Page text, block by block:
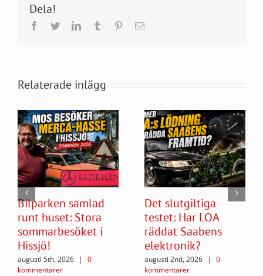
Dela!
Facebook
TwitterLinkedInTumblr Pinterest
E-
Relaterade inlägg
Bilparken samlad
runt huset: Stora
sommarbesöket i
Hissjö!
augusti 5th, 2026 |
0
kommentarer
Det slutgiltiga
testet: Har LOA
räddat Saabens
elektronik?
augusti 2nd, 2026 |
0
kommentarer